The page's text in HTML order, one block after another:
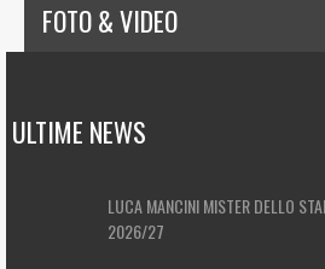
FOTO & VIDEO
ULTIME NEWS
LUCA MANCINI MISTER DELLO
2026/27